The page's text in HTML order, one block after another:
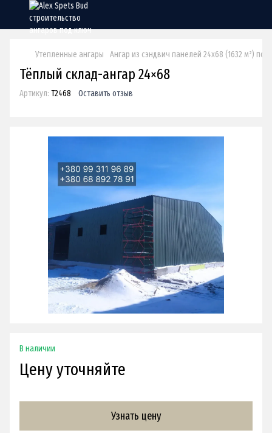
Утепленные ангары Ангар из сэндвич панелей 24х68 (1632 м²)
Тёплый склад-ангар 24×68
Артикул: Т2468 Оставить отзыв
В наличии
Цену уточняйте
Узнать цену